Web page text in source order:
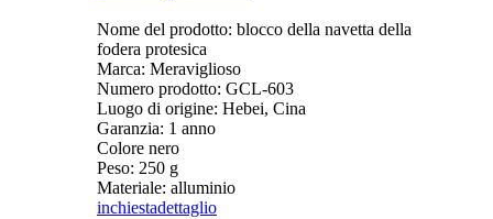
Nome del prodotto: blocco della navetta della
fodera protesica
Marca: Meraviglioso
Numero prodotto: GCL-603
Luogo di origine: Hebei, Cina
Garanzia: 1 anno
Colore nero
Peso: 250 g
Materiale: alluminio
inchiestadettaglio